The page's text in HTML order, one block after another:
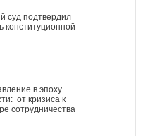
суд подтвердил
конституционной
в эпоху
от кризиса к
сотрудничества